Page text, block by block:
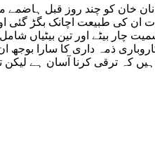
خان کو چند روز قبل ہاضمے
چار بیٹے اور تین بیٹیاں
ذمہ داری کا سارا بوجھ
ہیں کہ ترقی کرنا آسان ہے